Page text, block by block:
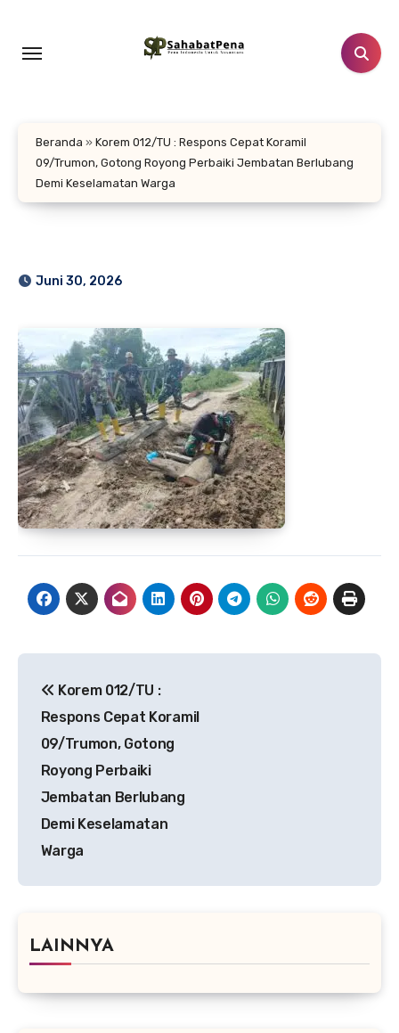
konten
Beranda » Korem 012/TU : Respons Cepat Koramil
09/Trumon, Gotong Royong Perbaiki Jembatan Berlubang
Demi Keselamatan Warga
Juni 30, 2026
pos
Korem 012/TU :
Respons Cepat Koramil
09/Trumon, Gotong
Royong Perbaiki
Jembatan Berlubang
Demi Keselamatan
Warga
LAINNYA